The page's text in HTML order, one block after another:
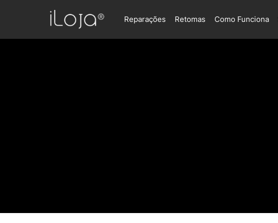
Reparações Retomas Como Funciona